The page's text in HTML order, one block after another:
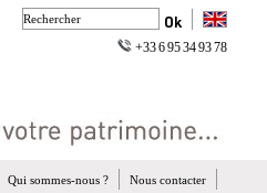
+33 6 95 34 93 78
Nous contacter
Qui sommes-nous ?